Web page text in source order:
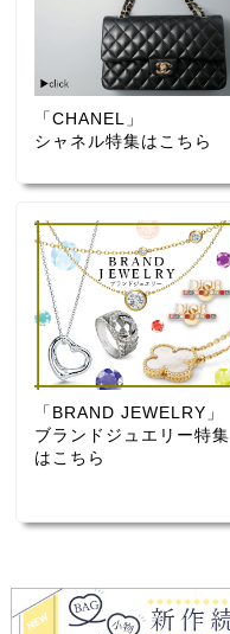
「CHANEL」
シャネル特集はこちら
「BRAND JEWELRY」
ブランドジュエリー特集
はこちら